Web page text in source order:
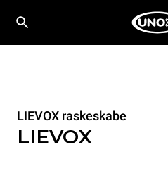
LIEVOX raskeskabe
LIEVOX